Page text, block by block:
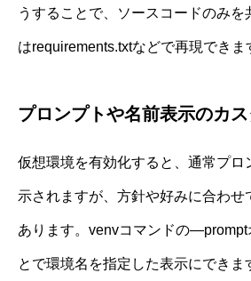
うすることで、ソースコードのみ
はrequirements.txtなどで再現できま
プロンプトや名前表示のカ
仮想環境を有効化すると、通常プロ
示されますが、方針や好みに合わせ
あります。venvコマンドの—prompt
とで環境名を指定した表示にできま